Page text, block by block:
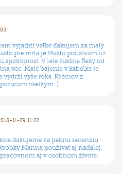
vyjadriť veľké ďakujem za malý
pre mňa je.Maslo používam už
spokojnosť. V lete žiadne fleky od
vec. Malé balenie v kabelke je
vydrží vyše roka. Krémov z
všetkým :)
11-29 11:22
ďakujeme za peknú recenziu.
Manna používať aj naďalej.
aj v osobnom živote.